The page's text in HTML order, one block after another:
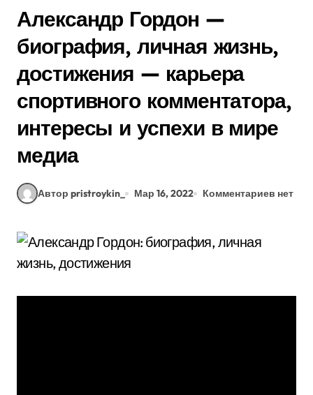
Александр Гордон —
биография, личная жизнь,
достижения — карьера
спортивного комментатора,
интересы и успехи в мире
медиа
Автор pristroykin_ Мар 16, 2022 Комментариев нет